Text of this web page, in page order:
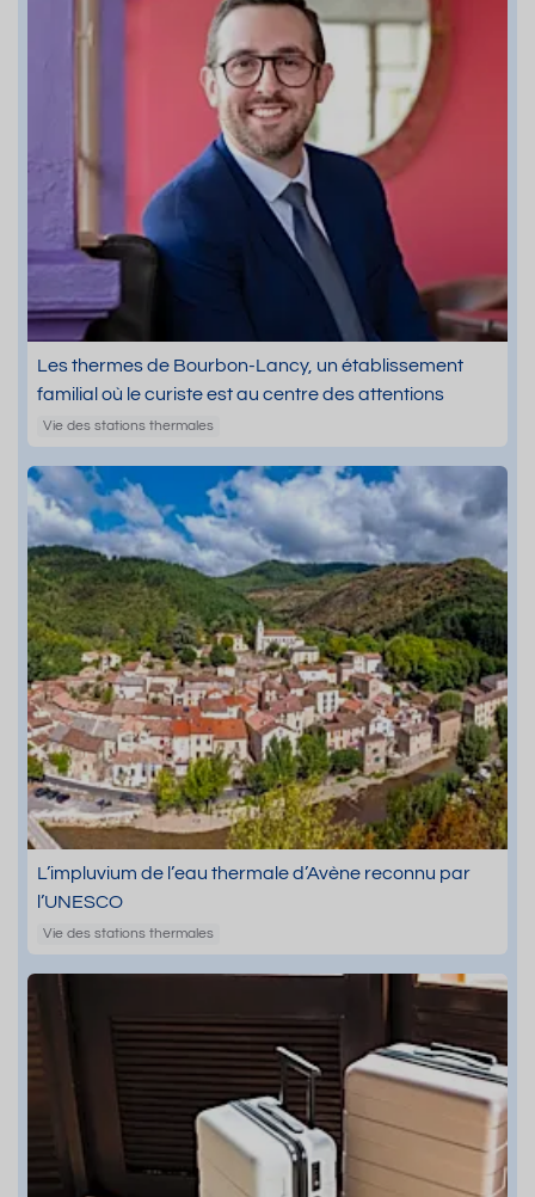
Les thermes de Bourbon-Lancy, un établissement
familial où le curiste est au centre des attentions
Vie des stations thermales
L’impluvium de l’eau thermale d’Avène reconnu par
l’UNESCO
Vie des stations thermales